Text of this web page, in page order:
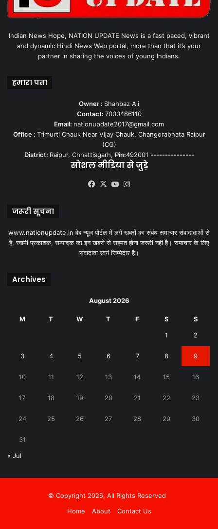
Indian News Hope, NATION UPDATE News is a fast paced, vibrant
and dynamic Hindi News Web portal, more than that it’s your
partner in sharing the voices of young Indians.
हमारा पता
Owner : Shahbaz Ali
Contact: 7000486110
Email: nationupdate2017@gmail.com
Office : Trimurti Chauk Near Vijay Chauk, Changorabhata Raipur
(CG)
District: Raipur, Chhattisgarh, Pin:492001 ---------------
सोशल मीडिया से जुड़े
Facebook
X YouTube
जरूरी सूचना
www.nationupdate.in वेब न्यूज़ पोर्टल में लगे खबरों का संबंध समाचार संवादाताओं से
है, स्वामी प्रकाशक, सम्पादक का इन खबरों से सहमत होना जरूरी नही है। समाचार के लिए
संवादाता स्वयं जिम्मेदार है।
Archives
August 2026
M T W T F S S
1 2
3 4 5 6 7 8 9
10 11 12 13 14 15 16
17 18 19 20 21 22 23
24 25 26 27 28 29 30
31
« Jul
© Copyright 2026, All Rights Reserved
Home
About Contact Us